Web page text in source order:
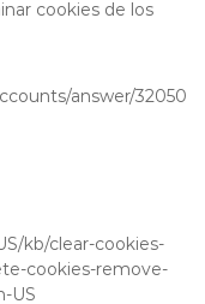
cookies de los
answer/32050
kb/clear-cookies-
cookies-remove-
US